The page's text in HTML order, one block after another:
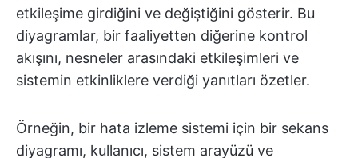
etkileşime girdiğini ve değiştiğini gösterir. Bu
diyagramlar, bir faaliyetten diğerine kontrol
akışını, nesneler arasındaki etkileşimleri ve
sistemin etkinliklere verdiği yanıtları özetler.
Örneğin, bir hata izleme sistemi için bir sekans
diyagramı, kullanıcı, sistem arayüzü ve